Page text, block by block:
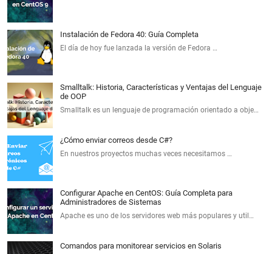
Instalación de Fedora 40: Guía Completa
El día de hoy fue lanzada la versión de Fedora …
Smalltalk: Historia, Características y Ventajas del Lenguaje
de OOP
Smalltalk es un lenguaje de programación orientado a obje…
¿Cómo enviar correos desde C#?
En nuestros proyectos muchas veces necesitamos …
Configurar Apache en CentOS: Guía Completa para
Administradores de Sistemas
Apache es uno de los servidores web más populares y util…
Comandos para monitorear servicios en Solaris